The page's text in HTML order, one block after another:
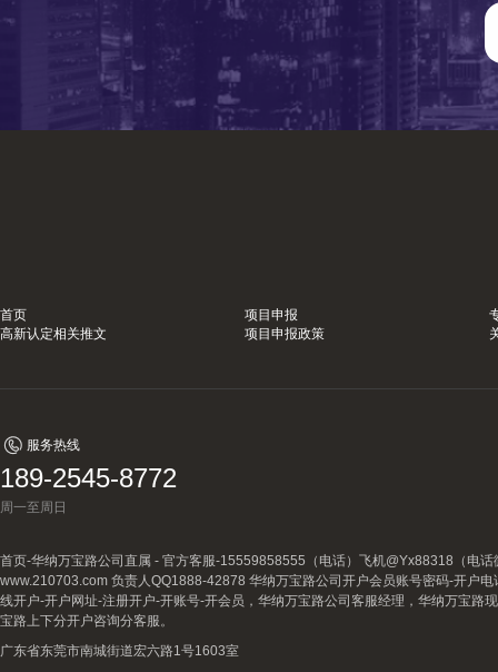
首页 项目申报
高新认定相关推文
项目申报政策
服务热线
189-2545-8772
周一至周日
首页-华纳万宝路公司直属 - 官方客服-15559858555（电话）飞机@Yx88318（电
www.210703.com 负责人QQ1888-42878 华纳万宝路公司开户会员账号密码-开户
线开户-开户网址-注册开户-开账号-开会员，华纳万宝路公司客服经理，华纳万宝路
宝路上下分开户咨询分客服。
广东省东莞市南城街道宏六路1号1603室